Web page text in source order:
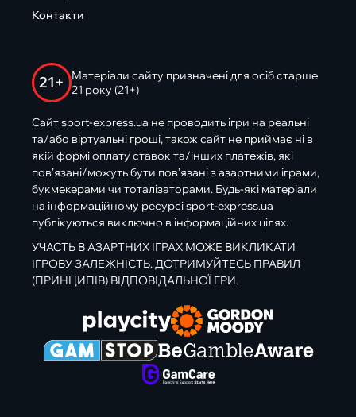
Контакти
21+
Матеріали сайту призначені для осіб старше
21 року (21+)
Сайт sport-express.ua не проводить ігри на реальні
та/або віртуальні гроші, також сайт не приймає ні в
якій формі оплату ставок та/інших платежів, які
пов’язані/можуть бути пов’язані з азартними іграми,
букмекерами чи тоталізаторами. Будь-які матеріали
на інформаційному ресурсі sport-express.ua
публікуються виключно в інформаційних цілях.
УЧАСТЬ В АЗАРТНИХ ІГРАХ МОЖЕ ВИКЛИКАТИ
ІГРОВУ ЗАЛЕЖНІСТЬ. ДОТРИМУЙТЕСЬ ПРАВИЛ
(ПРИНЦИПІВ) ВІДПОВІДАЛЬНОЇ ГРИ.